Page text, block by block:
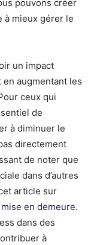
pouvons créer
à mieux gérer le
un impact
augmentant les
ceux qui
de
à diminuer le
directement
de noter que
dans d’autres
article sur
en demeure.
dans des
à